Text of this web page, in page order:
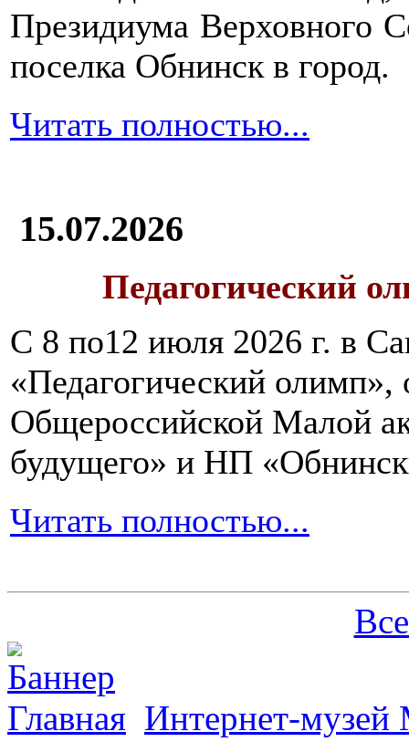
Президиума Верховного
поселка Обнинск в город.
Читать полностью...
15.07.2026
Педагогический
С 8 по12 июля 2026 г. в
«Педагогический олимп»,
Общероссийской Малой
будущего» и НП
Читать полностью...
Главная Интернет-